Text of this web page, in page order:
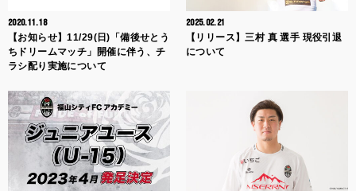
2020.11.18
【お知らせ】11/29(日)「備後せとう
ちドリームマッチ」開催に伴う、チ
ラシ配り実施について
2025.02.21
【リリース】三村 真 選手 現役引退
について